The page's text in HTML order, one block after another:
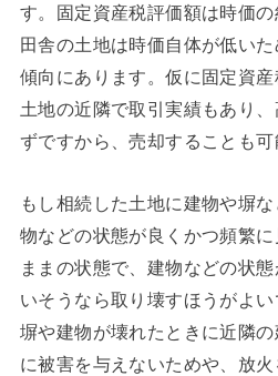
す。固定資産税評価額は時価の
田舎の土地は時価自体が低い
傾向にあります。仮に固定資
土地の近隣で取引実績もあり
ずですから、売却することも可
もし相続した土地に建物や塀
物などの状態が良くかつ頻繁
ままの状態で、建物などの状
いそうなら取り壊すほうがよい
塀や建物が壊れたときに近隣
に被害を与えないためや、放